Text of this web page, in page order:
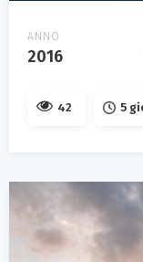
ANNO
2016
42 5